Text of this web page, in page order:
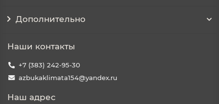
Дополнительно
Наши контакты
+7 (383) 242-95-30
azbukaklimata154@yandex.ru
Наш адрес